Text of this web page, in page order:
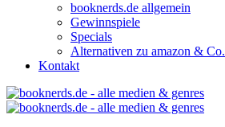
booknerds.de allgemein
Gewinnspiele
Specials
Alternativen zu amazon & Co.
Kontakt